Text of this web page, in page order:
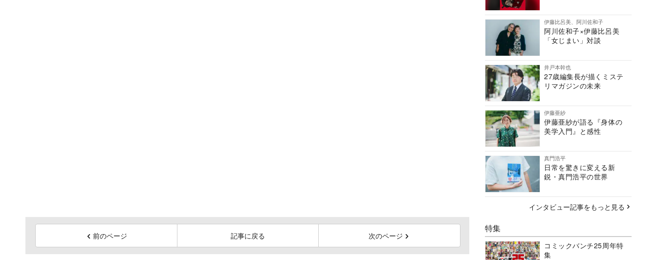
前のページ 記事に戻る 次のページ
伊藤比呂美、阿川佐和子
阿川佐和子×伊藤比呂美
「女じまい」対談
井戸本幹也
27歳編集長が描くミステ
リマガジンの未来
伊藤亜紗
伊藤亜紗が語る『身体の
美学入門』と感性
真門浩平
日常を驚きに変える新
鋭・真門浩平の世界
インタビュー記事をもっと見る
特集
コミックバンチ25周年特
集